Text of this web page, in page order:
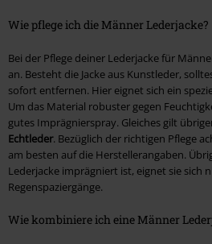
Wie pflege ich die Männer Lederjacke?
Bei der Pflege deiner Lederjacke für
an. Besteht die Jacke aus Kunstleder,
sofort entfernen. Hier eignet sich ein
Um das Material robuster gegen
gutes Imprägnierspray. Gleiches gilt
Echtleder. Bezüglich der richtigen Pflege
am besten auf die Herstellerangaben.
Lederjacke imprägniert ist, eignet sie sich
Regenspaziergänge.
Wie kombiniere ich eine Männer